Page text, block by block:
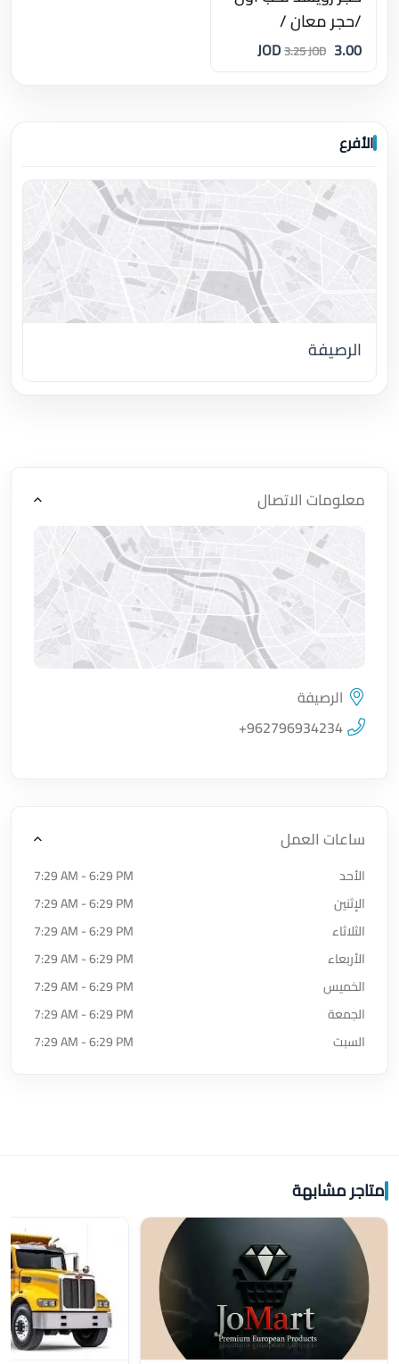
/حجر معان /
3.00 JOD
3.25 JOD
الأفرع
الرصيفة
معلومات الاتصال
اضغط لتحميل الموقع
الرصيفة
+962796934234
ساعات العمل
الأحد
7:29 AM - 6:29 PM
الإثنين
7:29 AM - 6:29 PM
الثلاثاء
7:29 AM - 6:29 PM
الأربعاء
7:29 AM - 6:29 PM
الخميس
7:29 AM - 6:29 PM
الجمعة
7:29 AM - 6:29 PM
السبت
7:29 AM - 6:29 PM
متاجر مشابهة